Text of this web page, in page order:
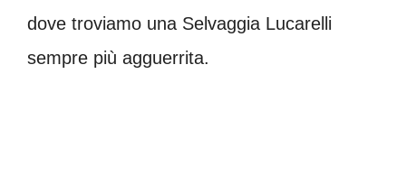
dove troviamo una Selvaggia Lucarelli
sempre più agguerrita.